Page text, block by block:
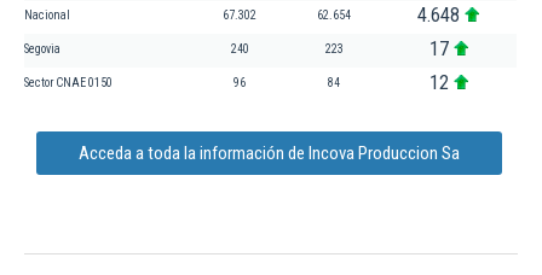
Nacional 67.302 62.654 4.648
Segovia 240 223 17
Sector CNAE 0150 96 84 12
Acceda a toda la información de Incova Produccion Sa